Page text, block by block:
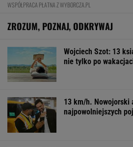
WSPÓŁPRACA PŁATNA Z WYBORCZA.PL
ZROZUM, POZNAJ, ODKRYWAJ
Wojciech Szot: 13
nie tylko po
13 km/h. Nowojorski
najpowolniejszych